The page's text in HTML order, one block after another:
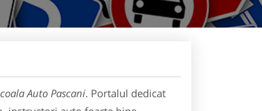
Auto Pascani. Portalul dedicat